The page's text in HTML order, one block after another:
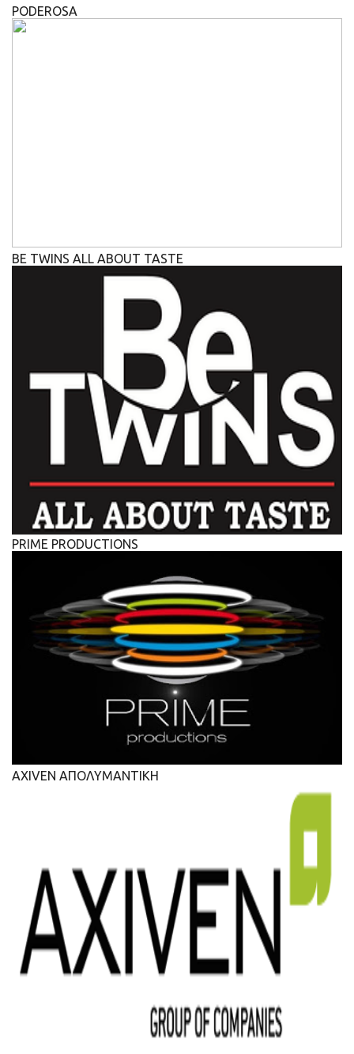
PODEROSA
BE TWINS ALL ABOUT TASTE
PRIME PRODUCTIONS
AXIVEN ΑΠΟΛΥΜΑΝΤΙΚΗ